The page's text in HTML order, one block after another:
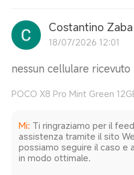
Costantino Zaba
18/07/2026 12:01
nessun cellulare ricevuto
POCO X8 Pro Mint Green
Mi: Ti ringraziamo per il
assistenza tramite il sito
possiamo seguire il caso e
in modo ottimale.